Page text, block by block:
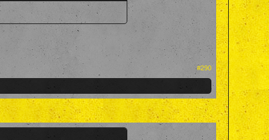
#290